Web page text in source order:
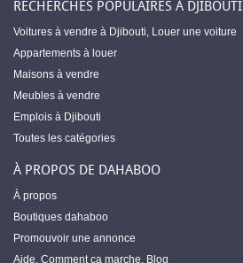
RECHERCHES POPULAIRES À DJIBOUTI
Voitures à vendre à Djibouti, Louer une voiture
Appartements à louer
Maisons à vendre
Meubles à vendre
Emplois à Djibouti
Toutes les catégories
À PROPOS DE DAHABOO
À propos
Boutiques dahaboo
Promouvoir une annonce
Aide, Comment ça marche, Blog